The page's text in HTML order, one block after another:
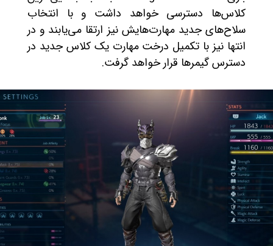
کلاس‌ها دسترسی خواهد داشت و با انتخاب
سلاح‌های جدید مهارت‌هایش نیز ارتقا می‌یابند و در
انتها نیز با تکمیل درخت مهارت یک کلاس جدید در
دسترس گیمرها قرار خواهد گرفت.